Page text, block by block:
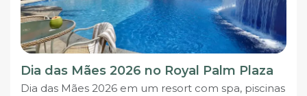
Dia das Mães 2026 no Royal Palm Plaza
Dia das Mães 2026 em um resort com spa, piscinas